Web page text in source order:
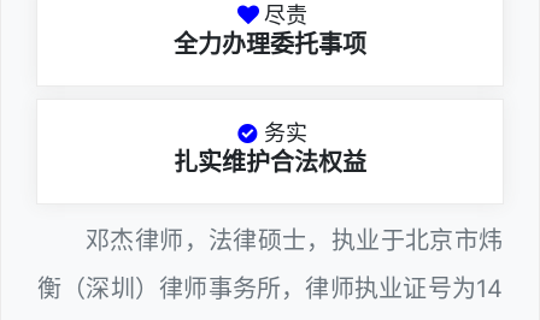
尽责
全力办理委托事项
务实
扎实维护合法权益
邓杰律师，法律硕士，执业于北京市炜
衡（深圳）律师事务所，律师执业证号为14